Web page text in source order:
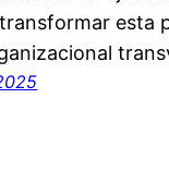
esta